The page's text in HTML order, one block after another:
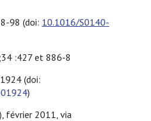
98 (doi: 10.1016/S0140-
:427 et 886-8
(doi:
)
février 2011, via